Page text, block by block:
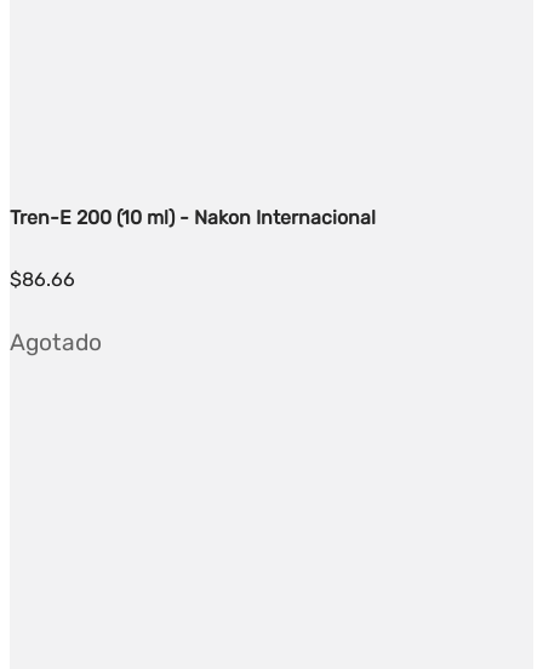
Tren-E 200 (10 ml) - Nakon Internacional
$86.66
Agotado